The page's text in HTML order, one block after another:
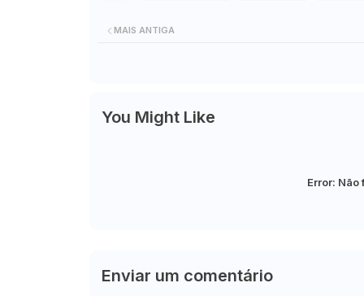
MAIS ANTIGA
You Might Like
Error: Não
Enviar um comentário